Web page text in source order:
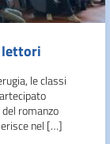
lettori
le classi
romanzo
nel […]